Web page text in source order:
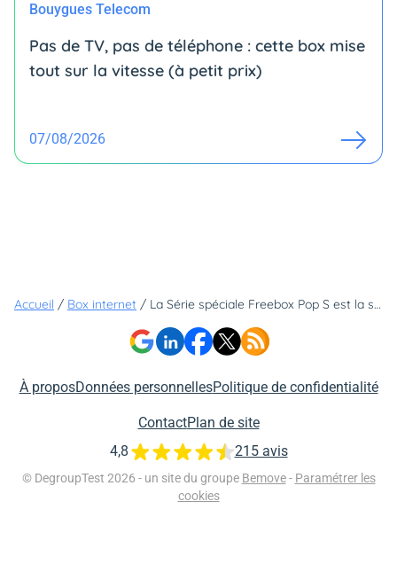
Bouygues Telecom
Pas de TV, pas de téléphone : cette box mise
tout sur la vitesse (à petit prix)
07/08/2026
Accueil / Box internet / La Série spéciale Freebox Pop S est la seule box à moins de 25€ qui inclut cet accessoire très pratique
À proposDonnées personnellesPolitique de confidentialité
ContactPlan de site
© DegroupTest 2026 - un site du groupe Bemove - Paramétrer les
cookies
4,8 215 avis